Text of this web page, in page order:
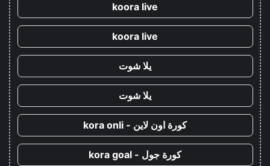
koora live
koora live
يلا شوت
يلا شوت
كورة اون لاين - kora onli
كورة جول - kora goal